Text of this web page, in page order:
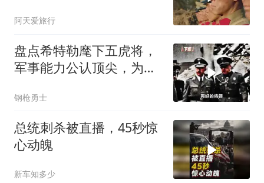
阿天爱旅行
盘点希特勒麾下五虎将，
军事能力公认顶尖，为何
钢枪勇士
总统刺杀被直播，45秒惊
心动魄
新车知多少